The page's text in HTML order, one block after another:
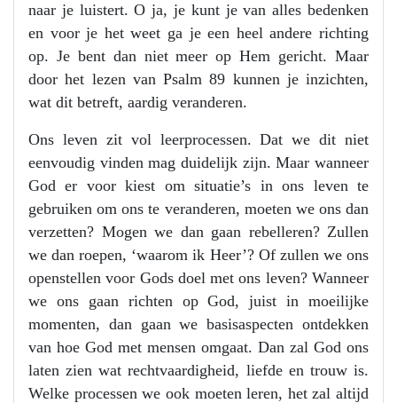
naar je luistert. O ja, je kunt je van alles bedenken
en voor je het weet ga je een heel andere richting
op. Je bent dan niet meer op Hem gericht. Maar
door het lezen van Psalm 89 kunnen je inzichten,
wat dit betreft, aardig veranderen.
Ons leven zit vol leerprocessen. Dat we dit niet
eenvoudig vinden mag duidelijk zijn. Maar wanneer
God er voor kiest om situatie’s in ons leven te
gebruiken om ons te veranderen, moeten we ons dan
verzetten? Mogen we dan gaan rebelleren? Zullen
we dan roepen, ‘waarom ik Heer’? Of zullen we ons
openstellen voor Gods doel met ons leven? Wanneer
we ons gaan richten op God, juist in moeilijke
momenten, dan gaan we basisaspecten ontdekken
van hoe God met mensen omgaat. Dan zal God ons
laten zien wat rechtvaardigheid, liefde en trouw is.
Welke processen we ook moeten leren, het zal altijd